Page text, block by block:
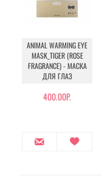
ANIMAL WARMING EYE
MASK_TIGER (ROSE
FRAGRANCE) - МАСКА
ДЛЯ ГЛАЗ
400.00Р.